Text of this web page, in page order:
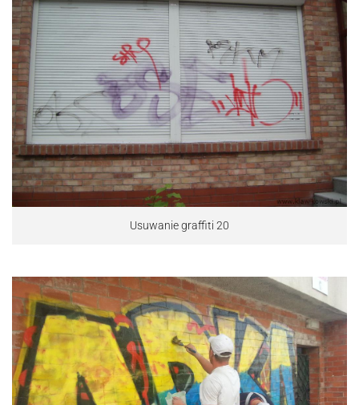
Usuwanie graffiti 20